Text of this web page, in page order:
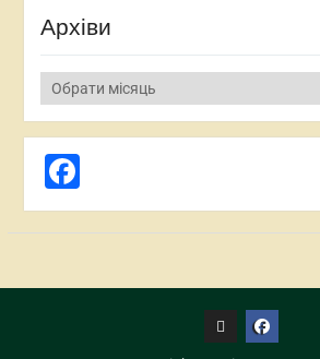
Архіви
Архіви
Facebook
Портал